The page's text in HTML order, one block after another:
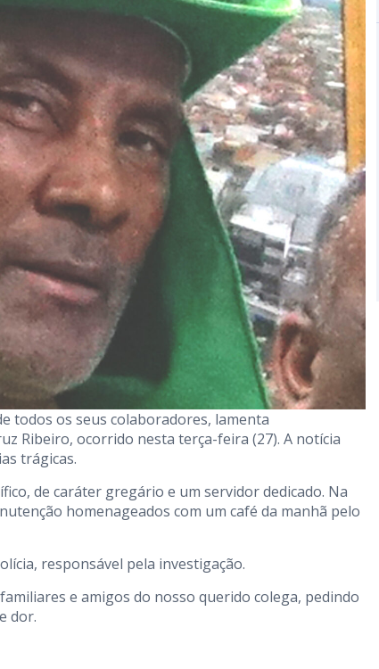
todos os seus colaboradores, lamenta
Ribeiro, ocorrido nesta terça-feira (27). A notícia
trágicas.
de caráter gregário e um servidor dedicado. Na
homenageados com um café da manhã pelo
responsável pela investigação.
e amigos do nosso querido colega, pedindo
dor.